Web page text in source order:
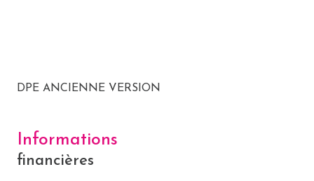
DPE ANCIENNE VERSION
Informations
financières